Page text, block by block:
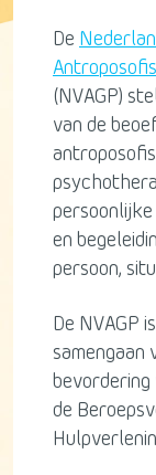
De
(NVAGP)
van de
persoonlijke
en
persoon,
De NVAGP
samengaan
bevordering
de